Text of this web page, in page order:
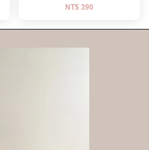
NT$ 390